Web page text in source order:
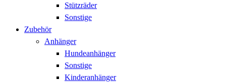
Stützräder
Sonstige
Zubehör
Anhänger
Hundeanhänger
Sonstige
Kinderanhänger